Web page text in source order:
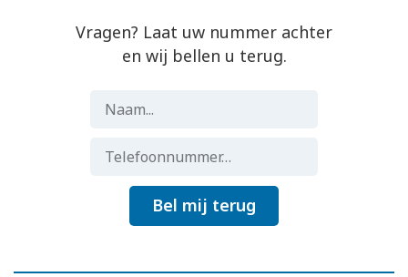
Vragen? Laat uw nummer achter
en wij bellen u terug.
Bel mij terug